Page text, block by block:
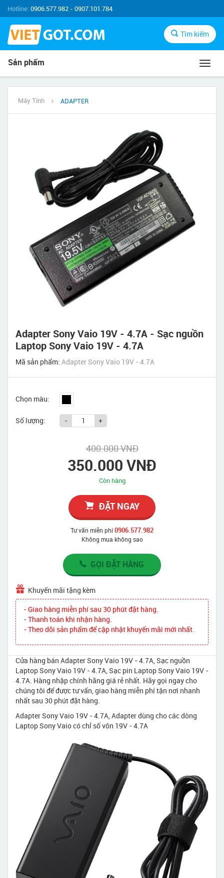
Hotline:0906.577.982 - 0907.101.784
Tìm kiếm
Sản phẩm
Máy Tính ADAPTER
Adapter Sony Vaio 19V - 4.7A - Sạc nguồn
Laptop Sony Vaio 19V - 4.7A
Mã sản phẩm: Adapter Sony Vaio 19V - 4.7A
Chọn màu:
Số lượng: - +
400.000 VNĐ
350.000 VNĐ
Còn hàng
ĐẶT NGAY
Tư vấn miễn phí0906.577.982
Không mua không sao
GỌI ĐẶT HÀNG
Khuyến mãi tặng kèm
- Giao hàng miễn phí sau 30 phút đặt hàng.
- Thanh toán khi nhận hàng.
- Theo dõi sản phẩm để cập nhật khuyến mãi mới nhất.
Cửa hàng bán Adapter Sony Vaio 19V - 4.7A, Sạc nguồn
Laptop Sony Vaio 19V - 4.7A, Sạc pin Laptop Sony Vaio 19V -
4.7A. Hàng nhập chính hãng giá rẻ nhất. Hãy gọi ngay cho
chúng tôi để được tư vấn, giao hàng miễn phí tận nơi nhanh
nhất sau 30 phút đặt hàng.
Adapter Sony Vaio 19V - 4.7A, Adapter dùng cho các dòng
Laptop Sony Vaio có chỉ số vôn 19V - 4.7A